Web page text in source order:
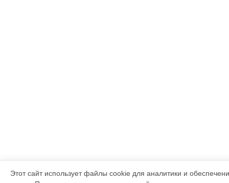
Этот сайт использует файлы cookie для аналитики и